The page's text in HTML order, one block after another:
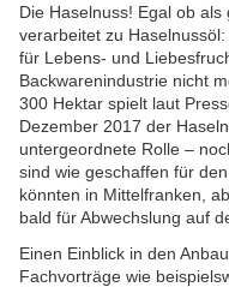
Die Haselnuss! Egal ob
verarbeitet zu
für Lebens- und
Backwarenindustrie nicht
300 Hektar spielt laut
Dezember 2017 der
untergeordnete Rolle –
sind wie geschaffen für
könnten in Mittelfranken,
bald für Abwechslung auf
Einen Einblick in den
Fachvorträge wie